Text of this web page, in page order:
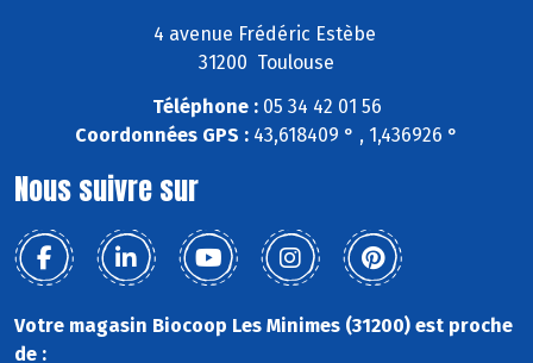
4 avenue Frédéric Estèbe
31200 Toulouse
Téléphone :05 34 42 01 56
Coordonnées GPS : 43,618409 ° , 1,436926 °
Nous suivre sur
Votre magasin Biocoop Les Minimes (31200) est proche
de :